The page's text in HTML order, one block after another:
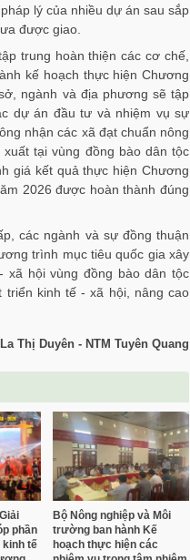
lý của nhiều dự án sau sắp
được giao.
trung hoàn thiện các cơ chế,
kế hoạch thực hiện Chương
ngành và địa phương sẽ tập
dự án đầu tư và nhiệm vụ sự
nhận các xã đạt chuẩn nông
tại vùng đồng bào dân tộc
giá kết quả thực hiện Chương
2026 được hoàn thành đúng
các ngành và sự đồng thuận
trình mục tiêu quốc gia xây
xã hội vùng đồng bào dân tộc
triển kinh tế - xã hội, nâng cao
La Thị Duyên - NTM Tuyên Quang
phần
kinh tế
Bộ Nông nghiệp và Môi
trường ban hành Kế
hoạch thực hiện các